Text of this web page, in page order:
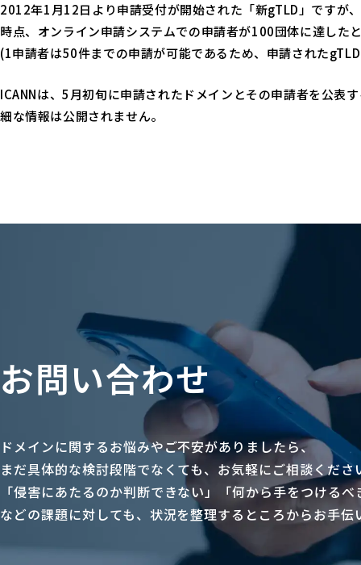
2012年1月12日より申請受付が開始された「新gTLD」ですが
時点、オンライン申請システムでの申請者が100団体に達した
(1申請者は50件までの申請が可能であるため、申請された
ICANNは、5月初旬に申請されたドメインとその申請者を公表
細な情報は公開されません。
お問い合わせ
ドメインに関するお悩みやご不安がありましたら、
まだ具体的な検討段階でなくても、お気軽にご相談くださ
「侵害にあたるのか判断できない」「何から手をつける
などの課題に対しても、状況を整理するところからお手伝